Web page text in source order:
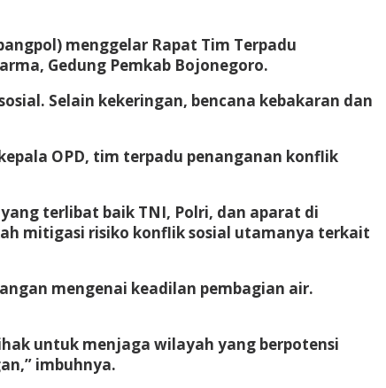
menggelar Rapat Tim Terpadu
Gedung Pemkab Bojonegoro.
Selain kekeringan, bencana kebakaran dan
OPD, tim terpadu penanganan konflik
terlibat baik TNI, Polri, dan aparat di
mitigasi risiko konflik sosial utamanya terkait
mengenai keadilan pembagian air.
untuk menjaga wilayah yang berpotensi
imbuhnya.